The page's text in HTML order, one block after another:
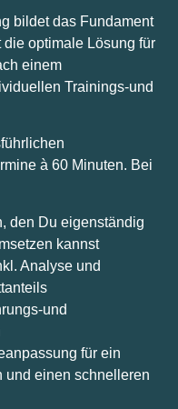
bildet das Fundament
optimale Lösung für
einem
Trainings-und
à 60 Minuten. Bei
den Du eigenständig
kannst
Analyse und
und
für ein
und einen schnelleren